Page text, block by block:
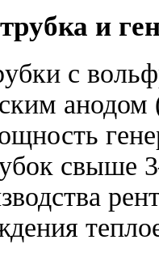
и
с
свыше